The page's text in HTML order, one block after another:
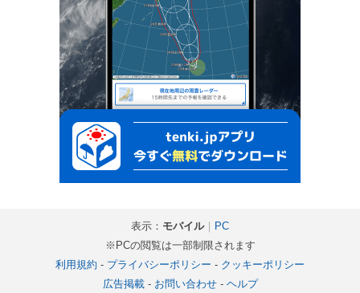
表示： モバイル｜ PC
※PCの閲覧は一部制限されます
利用規約 - プライバシーポリシー - クッキーポリシー
広告掲載- お問い合わせ- ヘルプ